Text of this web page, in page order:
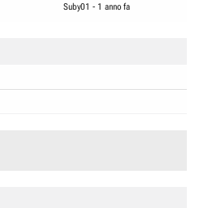
Suby01 - 1 anno fa